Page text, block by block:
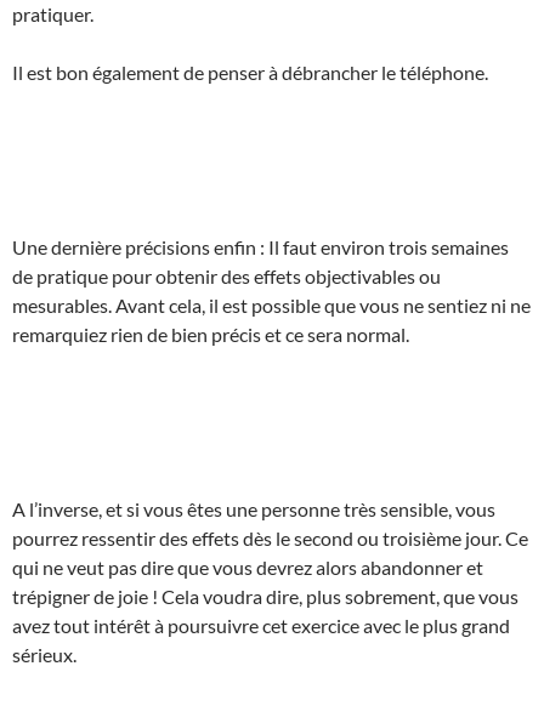
pratiquer.
Il est bon également de penser à débrancher le téléphone.
Une dernière précisions enfin : Il faut environ trois semaines
de pratique pour obtenir des effets objectivables ou
mesurables. Avant cela, il est possible que vous ne sentiez ni ne
remarquiez rien de bien précis et ce sera normal.
A l’inverse, et si vous êtes une personne très sensible, vous
pourrez ressentir des effets dès le second ou troisième jour. Ce
qui ne veut pas dire que vous devrez alors abandonner et
trépigner de joie ! Cela voudra dire, plus sobrement, que vous
avez tout intérêt à poursuivre cet exercice avec le plus grand
sérieux.